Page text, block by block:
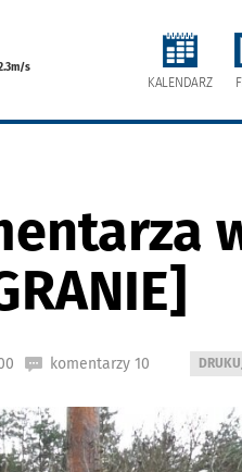
s
KALENDARZ
DRUKUJ
komentarzy 10